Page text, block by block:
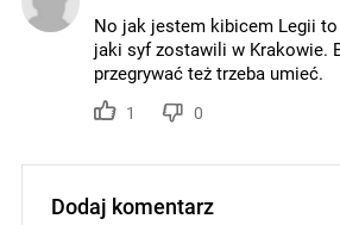
No jak jestem kibicem Legii
jaki syf zostawili w Krakowie.
przegrywać też trzeba umieć.
1 0
Dodaj komentarz